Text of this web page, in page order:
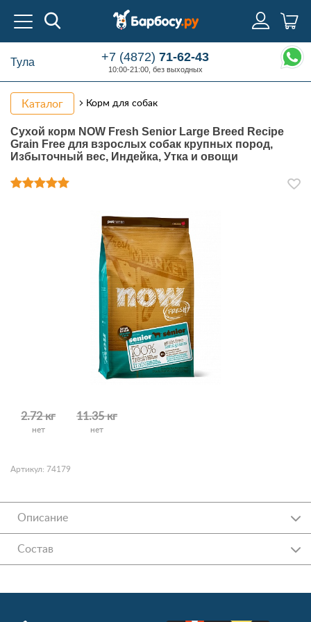
Тула +7 (4872)71-62-43
10:00-21:00, без выходных
Каталог Корм для собак
Сухой корм NOW Fresh Senior Large Breed Recipe
Grain Free для взрослых собак крупных пород,
Избыточный вес, Индейка, Утка и овощи
2.72 кг
нет
11.35 кг
нет
Артикул: 74179
Описание
Состав